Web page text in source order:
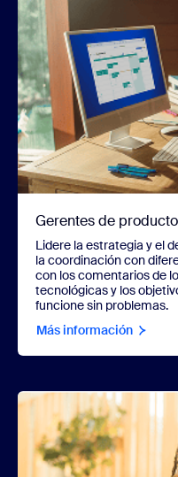
Gerentes de
Lidere la estrategia y el
la coordinación con
con los comentarios de
tecnológicas y los
funcione sin problemas.
Más información